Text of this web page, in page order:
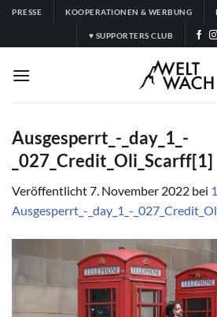
Zum
springen
PRESSE KOOPERATIONEN & WERBUNG
♥ SUPPORTERS CLUB
Ausgesperrt_-_day_1_-
_027_Credit_Oli_Scarff[1]
Veröffentlicht7. November 2022 bei
Ausgesperrt_-_day_1_-